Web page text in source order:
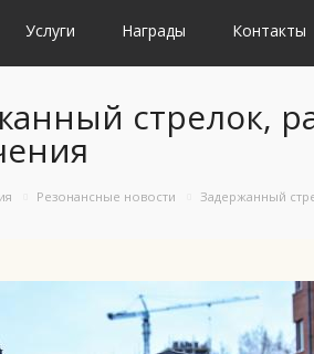
Услуги Награды Контакты
стрелок,
Резонансные новости Задержанный